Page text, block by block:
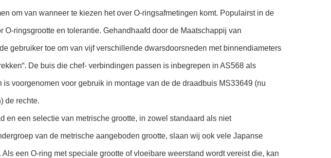
om van wanneer te kiezen het over O-ringsafmetingen komt. Populairst in de
O-ringsgrootte en tolerantie. Gehandhaafd door de Maatschappij van
gebruiker toe om van vijf verschillende dwarsdoorsneden met binnendiameters
De buis die chef- verbindingen passen is inbegrepen in AS568 als
voorgenomen voor gebruik in montage van de de draadbuis MS33649 (nu
de rechte.
en een selectie van metrische grootte, in zowel standaard als niet
van de metrische aangeboden grootte, slaan wij ook vele Japanse
Als een O-ring met speciale grootte of vloeibare weerstand wordt vereist die, kan